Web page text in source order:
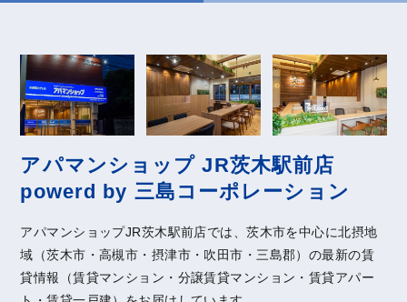
アパマンショップ JR茨木駅前店
powerd by 三島コーポレーション
アパマンショップJR茨木駅前店では、茨木市を中心に北摂地
域（茨木市・高槻市・摂津市・吹田市・三島郡）の最新の賃
貸情報（賃貸マンション・分譲賃貸マンション・賃貸アパー